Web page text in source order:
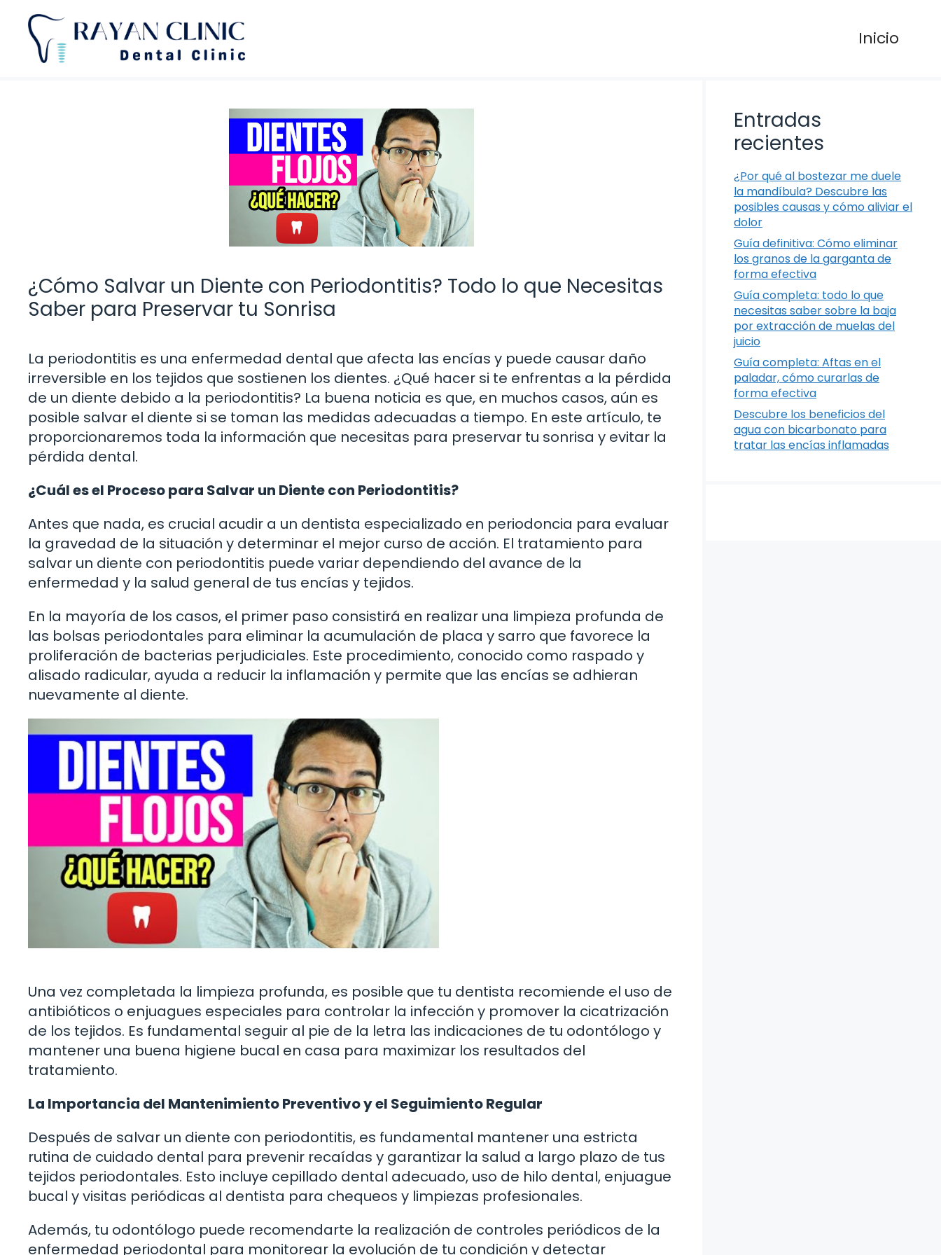
Saltar
contenido
Inicio
¿Cómo Salvar un Diente con Periodontitis? Todo lo que Necesitas
Saber para Preservar tu Sonrisa
La periodontitis es una enfermedad dental que afecta las encías y puede causar daño
irreversible en los tejidos que sostienen los dientes. ¿Qué hacer si te enfrentas a la pérdida
de un diente debido a la periodontitis? La buena noticia es que, en muchos casos, aún es
posible salvar el diente si se toman las medidas adecuadas a tiempo. En este artículo, te
proporcionaremos toda la información que necesitas para preservar tu sonrisa y evitar la
pérdida dental.
¿Cuál es el Proceso para Salvar un Diente con Periodontitis?
Antes que nada, es crucial acudir a un dentista especializado en periodoncia para evaluar
la gravedad de la situación y determinar el mejor curso de acción. El tratamiento para
salvar un diente con periodontitis puede variar dependiendo del avance de la
enfermedad y la salud general de tus encías y tejidos.
En la mayoría de los casos, el primer paso consistirá en realizar una limpieza profunda de
las bolsas periodontales para eliminar la acumulación de placa y sarro que favorece la
proliferación de bacterias perjudiciales. Este procedimiento, conocido como raspado y
alisado radicular, ayuda a reducir la inflamación y permite que las encías se adhieran
nuevamente al diente.
Una vez completada la limpieza profunda, es posible que tu dentista recomiende el uso de
antibióticos o enjuagues especiales para controlar la infección y promover la cicatrización
de los tejidos. Es fundamental seguir al pie de la letra las indicaciones de tu odontólogo y
mantener una buena higiene bucal en casa para maximizar los resultados del
tratamiento.
La Importancia del Mantenimiento Preventivo y el Seguimiento Regular
Después de salvar un diente con periodontitis, es fundamental mantener una estricta
rutina de cuidado dental para prevenir recaídas y garantizar la salud a largo plazo de tus
tejidos periodontales. Esto incluye cepillado dental adecuado, uso de hilo dental, enjuague
bucal y visitas periódicas al dentista para chequeos y limpiezas profesionales.
Además, tu odontólogo puede recomendarte la realización de controles periódicos de la
enfermedad periodontal para monitorear la evolución de tu condición y detectar
Entradas
recientes
¿Por qué al bostezar me duele
la mandíbula? Descubre las
posibles causas y cómo aliviar el
dolor
Guía definitiva: Cómo eliminar
los granos de la garganta de
forma efectiva
Guía completa: todo lo que
necesitas saber sobre la baja
por extracción de muelas del
juicio
Guía completa: Aftas en el
paladar, cómo curarlas de
forma efectiva
Descubre los beneficios del
agua con bicarbonato para
tratar las encías inflamadas